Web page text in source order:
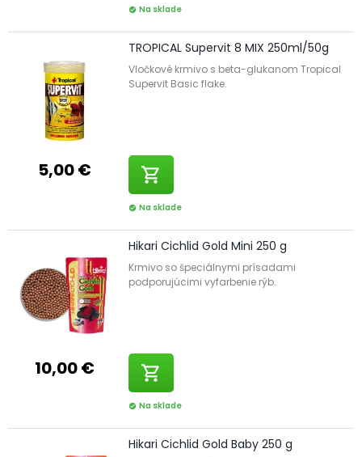
check_circle Na sklade
5,00 €
TROPICAL Supervit 8 MIX 250ml/50g
Vločkové krmivo s beta-glukanom Tropical
Supervit Basic flake.
shopping_cart
check_circle Na sklade
10,00 €
Hikari Cichlid Gold Mini 250 g
Krmivo so špeciálnymi prísadami
podporujúcimi vyfarbenie rýb.
shopping_cart
check_circle Na sklade
Hikari Cichlid Gold Baby 250 g